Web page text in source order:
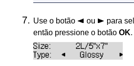
Use o botão ou para
então pressione o botão OK.